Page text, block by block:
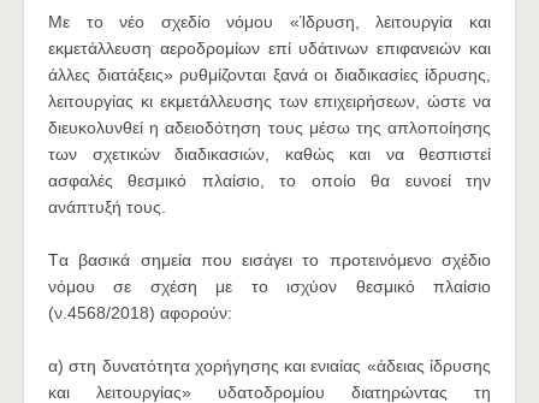
Με το νέο σχεδίο νόμου «Ίδρυση, λειτουργία και
εκμετάλλευση αεροδρομίων επί υδάτινων επιφανειών και
άλλες διατάξεις» ρυθμίζονται ξανά οι διαδικασίες ίδρυσης,
λειτουργίας κι εκμετάλλευσης των επιχειρήσεων, ώστε να
διευκολυνθεί η αδειοδότηση τους μέσω της απλοποίησης
των σχετικών διαδικασιών, καθώς και να θεσπιστεί
ασφαλές θεσμικό πλαίσιο, το οποίο θα ευνοεί την
ανάπτυξή τους.
Tα βασικά σημεία που εισάγει το προτεινόμενο σχέδιο
νόμου σε σχέση με το ισχύον θεσμικό πλαίσιο
(ν.4568/2018) αφορούν:
α) στη δυνατότητα χορήγησης και ενιαίας «άδειας ίδρυσης
και λειτουργίας» υδατοδρομίου διατηρώντας τη